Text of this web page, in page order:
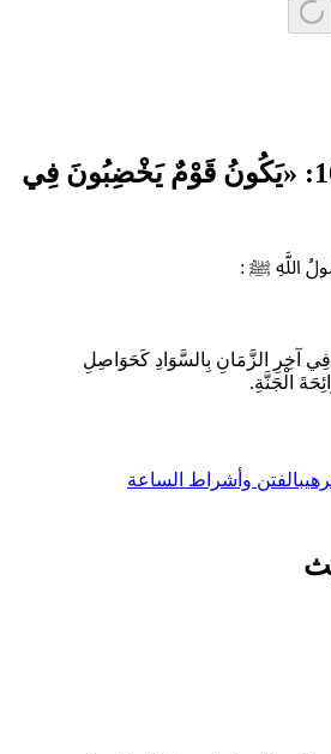
تخريج حديث 1030: «يَكُونُ قَوْمٌ يَخْضِبُونَ فِي
اللَّهِ ﷺ :
آخِرِ الزَّمَانِ بِالسَّوَادِ ‌كَحَوَاصِلِ
الْجَنَّةِ.
الفتن وأشراط الساعة